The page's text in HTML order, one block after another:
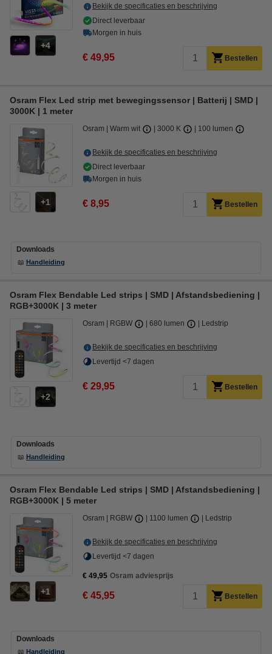
4
Bekijk de specificaties en beschrijving
Direct leverbaar
Morgen in huis
€ 49,95 Bestellen
Osram Flex Led strip met bewegingssensor | Batterij | SMD |
3000K | 1 meter
1
Osram Warm wit 3000 K 100 lumen
Bekijk de specificaties en beschrijving
Direct leverbaar
Morgen in huis
€ 8,95 Bestellen
Downloads
📖 Handleiding
Osram Flex Bendable Led strips | SMD | Afstandsbediening |
RGB+3000K | 3 meter
2
Osram RGBW 680 lumen Ledstrip
Bekijk de specificaties en beschrijving
Levertijd <7 dagen
€ 29,95 Bestellen
Downloads
📖 Handleiding
Osram Flex Bendable Led strips | SMD | Afstandsbediening |
RGB+3000K | 5 meter
1
Osram RGBW 1100 lumen Ledstrip
Bekijk de specificaties en beschrijving
Levertijd <7 dagen
€ 49,95 Osram adviesprijs
€ 45,95 Bestellen
Downloads
📖 Handleiding